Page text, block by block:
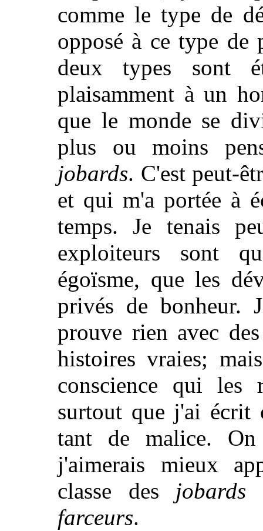
comme le type de
opposé à ce type de
deux types sont
plaisamment à un
que le monde se
plus ou moins
jobards. C'est peut-
et qui m'a portée à
temps. Je tenais
exploiteurs sont
égoïsme, que les
privés de bonheur.
prouve rien avec
histoires vraies;
conscience qui les
surtout que j'ai
tant de malice.
j'aimerais mieux
classe des jobards
farceurs.